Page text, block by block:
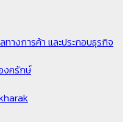
างการค้า และประกอบธุรกิจ
งครักษ์